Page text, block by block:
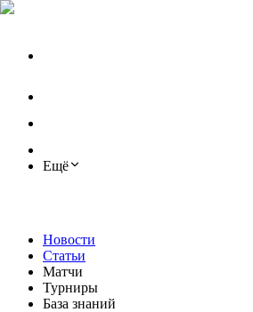
Ещё
Новости
Статьи
Матчи
Турниры
База знаний